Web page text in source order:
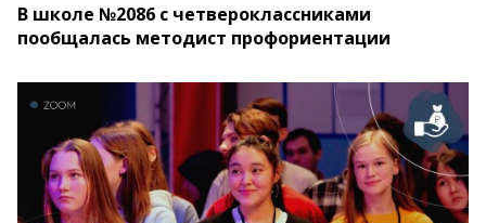
В школе №2086 с четвероклассниками
пообщалась методист профориентации